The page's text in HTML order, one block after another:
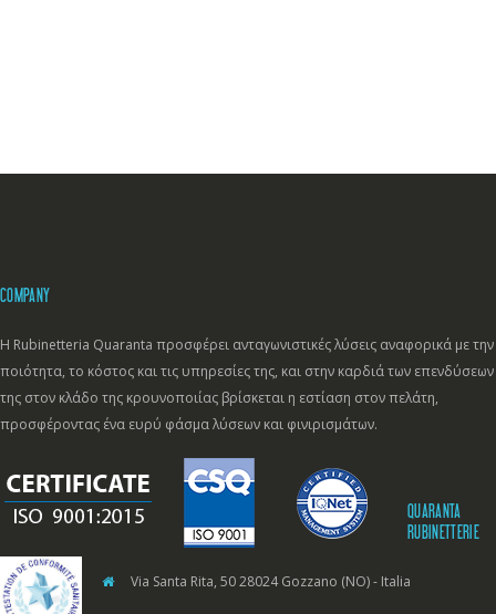
COMPANY
Η Rubinetteria Quaranta προσφέρει ανταγωνιστικές λύσεις αναφορικά με την
ποιότητα, το κόστος και τις υπηρεσίες της, και στην καρδιά των επενδύσεων
της στον κλάδο της κρουνοποιίας βρίσκεται η εστίαση στον πελάτη,
προσφέροντας ένα ευρύ φάσμα λύσεων και φινιρισμάτων.
QUARANTA
RUBINETTERIE
Via Santa Rita, 50 28024 Gozzano (NO) - Italia